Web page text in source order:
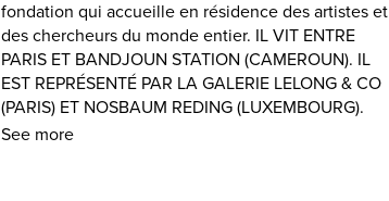
fondation qui accueille en résidence des artistes et
des chercheurs du monde entier. IL VIT ENTRE
PARIS ET BANDJOUN STATION (CAMEROUN). IL
EST REPRÉSENTÉ PAR LA GALERIE LELONG & CO
(PARIS) ET NOSBAUM REDING (LUXEMBOURG).
See more